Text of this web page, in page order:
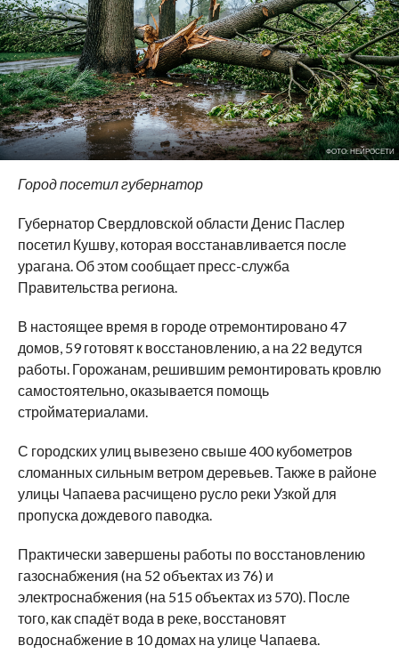
ФОТО: НЕЙРОСЕТИ
Город посетил губернатор
Губернатор Свердловской области Денис Паслер
посетил Кушву, которая восстанавливается после
урагана. Об этом сообщает пресс-служба
Правительства региона.
В настоящее время в городе отремонтировано 47
домов, 59 готовят к восстановлению, а на 22 ведутся
работы. Горожанам, решившим ремонтировать кровлю
самостоятельно, оказывается помощь
стройматериалами.
С городских улиц вывезено свыше 400 кубометров
сломанных сильным ветром деревьев. Также в районе
улицы Чапаева расчищено русло реки Узкой для
пропуска дождевого паводка.
Практически завершены работы по восстановлению
газоснабжения (на 52 объектах из 76) и
электроснабжения (на 515 объектах из 570). После
того, как спадёт вода в реке, восстановят
водоснабжение в 10 домах на улице Чапаева.